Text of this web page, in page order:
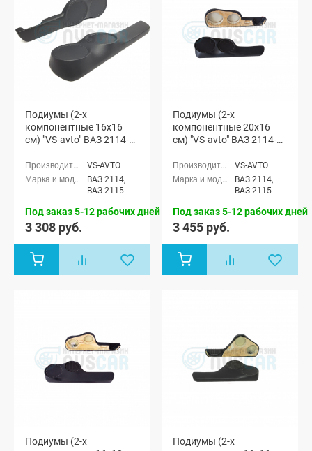
Подиумы (2-х
компонентные 16x16
см) "VS-avto" ВАЗ 2114-
VS-AVTO
ВАЗ 2114,
ВАЗ 2115
Под заказ 5-12 рабочих дней
3 308 руб.
Подиумы (2-х
компонентные 20x16
см) "VS-avto" ВАЗ 2114-
VS-AVTO
ВАЗ 2114,
ВАЗ 2115
Под заказ 5-12 рабочих дней
3 455 руб.
Подиумы (2-х
Подиумы (2-х